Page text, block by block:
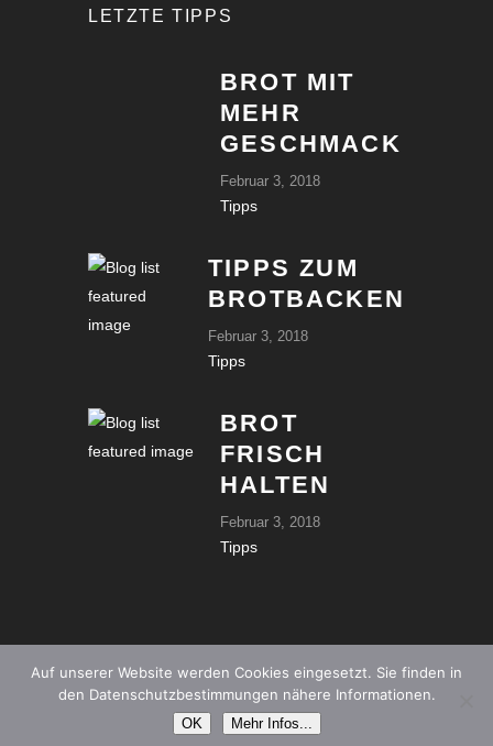
LETZTE TIPPS
BROT MIT
MEHR
GESCHMACK
Februar 3, 2018
Tipps
TIPPS ZUM
BROTBACKEN
Februar 3, 2018
Tipps
BROT
FRISCH
HALTEN
Februar 3, 2018
Tipps
© by Hubert Auer | Impressum Datenschutz |Webdesign by
WebErfolg
Auf unserer Website werden Cookies eingesetzt. Sie finden in
den Datenschutzbestimmungen nähere Informationen.
OK Mehr Infos...